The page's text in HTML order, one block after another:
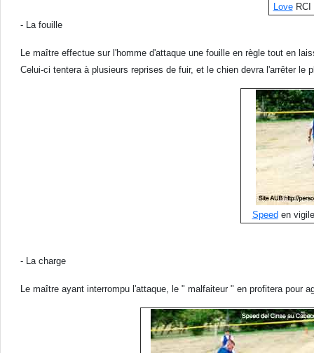
LoveRCI
- La fouille
Le maître effectue sur l'homme d'attaque une fouille en règle tout en
Celui-ci tentera à plusieurs reprises de fuir, et le chien devra l'arrêter
Speeden
- La charge
Le maître ayant interrompu l'attaque, le " malfaiteur " en profitera pour